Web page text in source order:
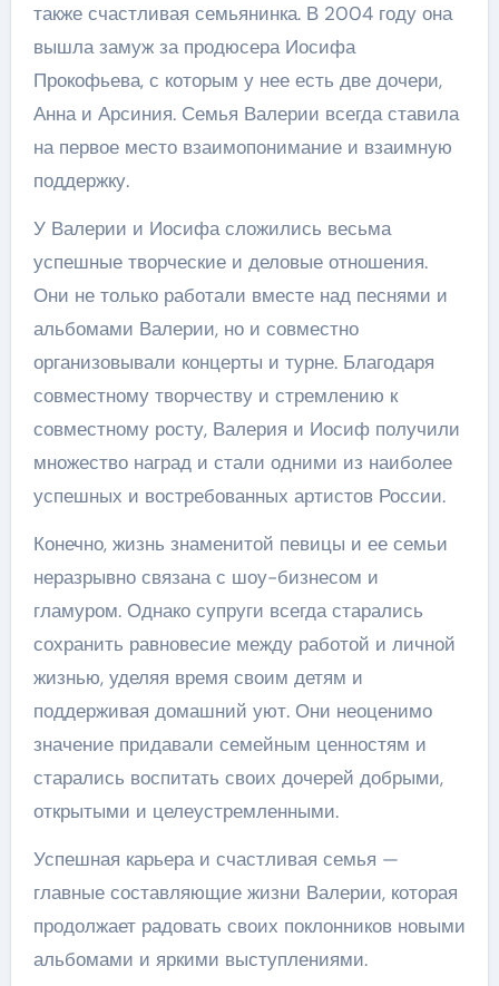
также счастливая семьянинка. В 2004 году она
вышла замуж за продюсера Иосифа
Прокофьева, с которым у нее есть две дочери,
Анна и Арсиния. Семья Валерии всегда ставила
на первое место взаимопонимание и взаимную
поддержку.
У Валерии и Иосифа сложились весьма
успешные творческие и деловые отношения.
Они не только работали вместе над песнями и
альбомами Валерии, но и совместно
организовывали концерты и турне. Благодаря
совместному творчеству и стремлению к
совместному росту, Валерия и Иосиф получили
множество наград и стали одними из наиболее
успешных и востребованных артистов России.
Конечно, жизнь знаменитой певицы и ее семьи
неразрывно связана с шоу-бизнесом и
гламуром. Однако супруги всегда старались
сохранить равновесие между работой и личной
жизнью, уделяя время своим детям и
поддерживая домашний уют. Они неоценимо
значение придавали семейным ценностям и
старались воспитать своих дочерей добрыми,
открытыми и целеустремленными.
Успешная карьера и счастливая семья —
главные составляющие жизни Валерии, которая
продолжает радовать своих поклонников новыми
альбомами и яркими выступлениями.